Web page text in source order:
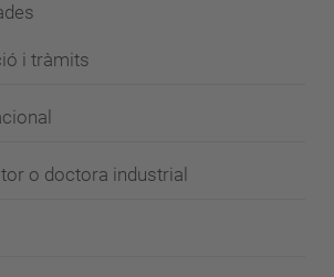
i tràmits
o doctora industrial